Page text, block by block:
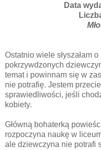
Data
Ostatnio wiele słyszałam
pokrzywdzonych
temat i powinnam się w
nie potrafię. Jestem
sprawiedliwości, jeśli
kobiety.
Główną bohaterką
rozpoczyna naukę w
ale dziewczyna nie potrafi